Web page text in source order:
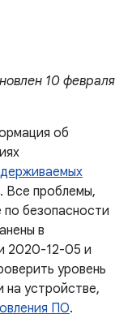
10 февраля
об
Все проблемы,
по безопасности
в
2020-12-05 и
уровень
на устройстве,
ПО.